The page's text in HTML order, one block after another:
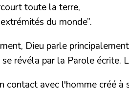
toute la terre,
du monde”.
Dieu parle
révéla par la Parole
contact avec l'homme créé